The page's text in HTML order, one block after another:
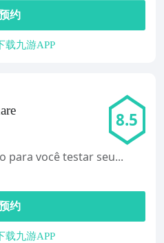
约
载九游APP
8.5
para você testar seu...
约
载九游APP